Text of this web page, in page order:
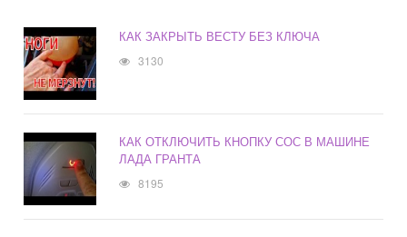
КАК ЗАКРЫТЬ ВЕСТУ БЕЗ КЛЮЧА
3130
КАК ОТКЛЮЧИТЬ КНОПКУ СОС В МАШИНЕ
ЛАДА ГРАНТА
8195